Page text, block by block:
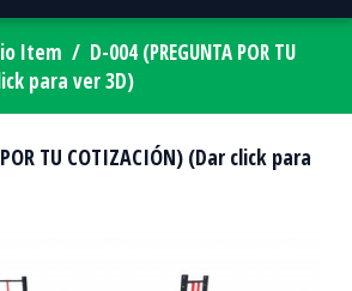
Item / D-004 (PREGUNTA POR TU
para ver 3D)
TU COTIZACIÓN) (Dar click para